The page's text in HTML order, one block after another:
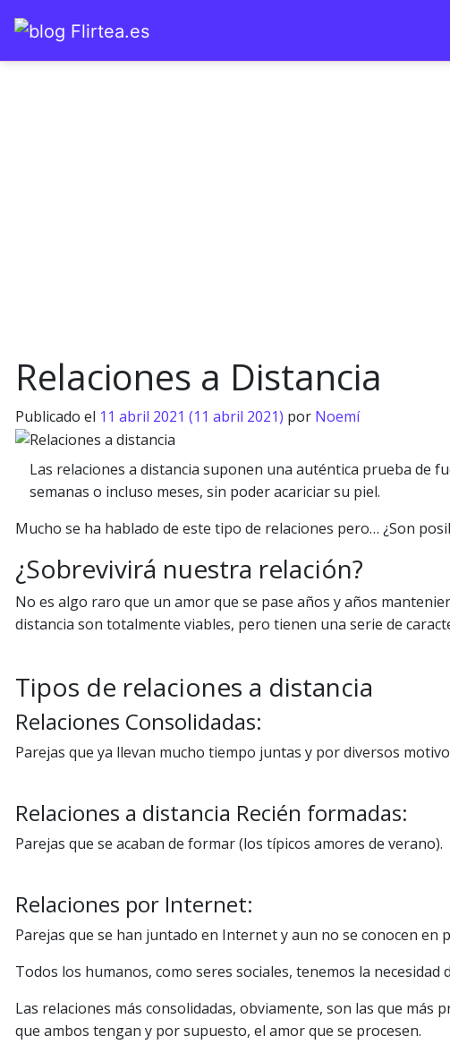
Navegación principal
Relaciones a Distancia
Publicado el 11 abril 2021 (11 abril 2021) por Noemí
Las relaciones a distancia suponen una auténtica prueba de
semanas o incluso meses, sin poder acariciar su piel.
Mucho se ha hablado de este tipo de relaciones pero… ¿Son
¿Sobrevivirá nuestra relación?
No es algo raro que un amor que se pase años y años
distancia son totalmente viables, pero tienen una serie de
Tipos de relaciones a distancia
Relaciones Consolidadas:
Parejas que ya llevan mucho tiempo juntas y por diversos
Relaciones a distancia Recién formadas:
Parejas que se acaban de formar (los típicos amores de verano).
Relaciones por Internet:
Parejas que se han juntado en Internet y aun no se conocen en
Todos los humanos, como seres sociales, tenemos la
Las relaciones más consolidadas, obviamente, son las que
que ambos tengan y por supuesto, el amor que se procesen.